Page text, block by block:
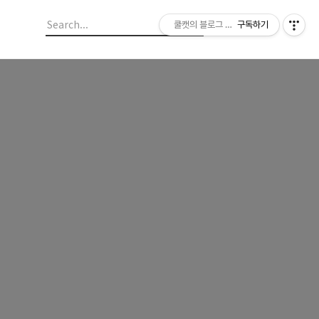
쿨캣의 블로그 놀이구독하기